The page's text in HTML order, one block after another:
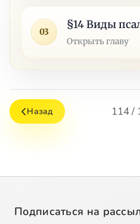
03
§14 Виды
Открыть главу
Назад 114 /
Подписаться на